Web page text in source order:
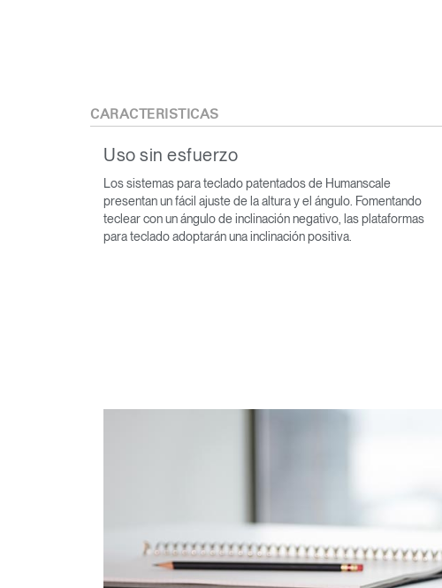
CARACTERÍSTICAS
Uso sin esfuerzo
Los sistemas para teclado patentados de Humanscale
presentan un fácil ajuste de la altura y el ángulo. Fomentando
teclear con un ángulo de inclinación negativo, las plataformas
para teclado adoptarán una inclinación positiva.